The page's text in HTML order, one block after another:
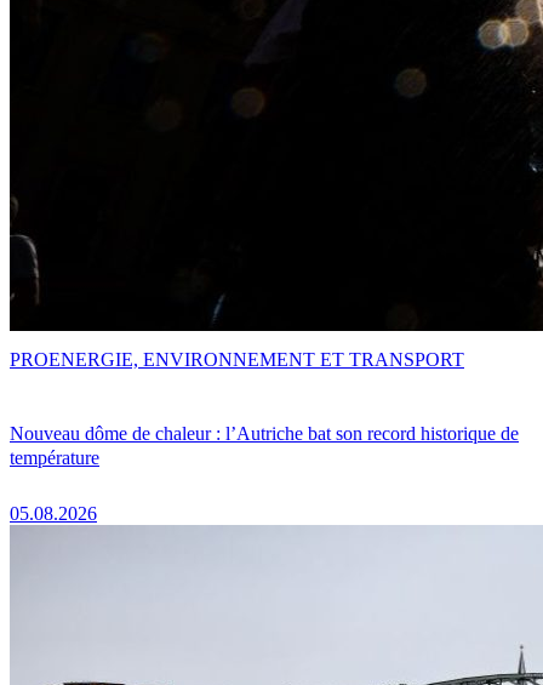
Nouveau dôme de chaleur : l’Autriche bat son record historique de
température
05.08.2026
PROENERGIE, ENVIRONNEMENT ET TRANSPORT